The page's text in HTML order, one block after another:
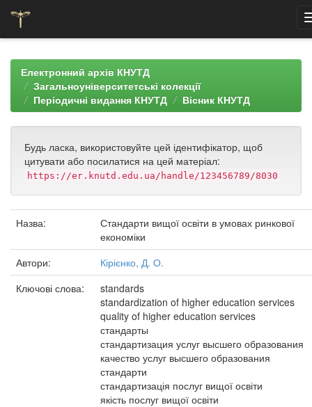
navigationЕлектронний архів КНУТД
Загальноуніверситетські колекції
Періодичні видання КНУТД
Вісник КНУТД
Будь ласка, використовуйте цей ідентифікатор, щоб
цитувати або посилатися на цей матеріал:
https://er.knutd.edu.ua/handle/123456789/8030
Назва:
Стандарти вищої освіти в умовах ринкової
економіки
Автори:
Кірієнко, Д. О.
Ключові слова:
standards
standardization of higher education services
quality of higher education services
стандарты
стандартизация услуг высшего образования
качество услуг высшего образования
стандарти
стандартизація послуг вищої освіти
якість послуг вищої освіти